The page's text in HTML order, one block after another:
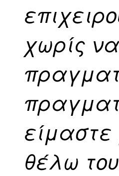
χωρίς
είμαστε
θέλω